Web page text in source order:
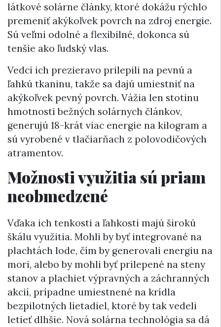
látkové solárne články, ktoré dokážu rýchlo
premeniť akýkoľvek povrch na zdroj energie.
Sú veľmi odolné a flexibilné, dokonca sú
tenšie ako ľudský vlas.
Vedci ich prezieravo prilepili na pevnú a
ľahkú tkaninu, takže sa dajú umiestniť na
akýkoľvek pevný povrch. Vážia len stotinu
hmotnosti bežných solárnych článkov,
generujú 18-krát viac energie na kilogram a
sú vyrobené v tlačiarňach z polovodičových
atramentov.
Možnosti využitia sú priam
neobmedzené
Vďaka ich tenkosti a ľahkosti majú širokú
škálu využitia. Mohli by byť integrované na
plachtách lode, čím by generovali energiu na
mori, alebo by mohli byť prilepené na steny
stanov a plachiet výpravných a záchranných
akcií, prípadne umiestnené na krídla
bezpilotných lietadiel, ktoré by tak vedeli
letieť dlhšie. Nová solárna technológia sa dá